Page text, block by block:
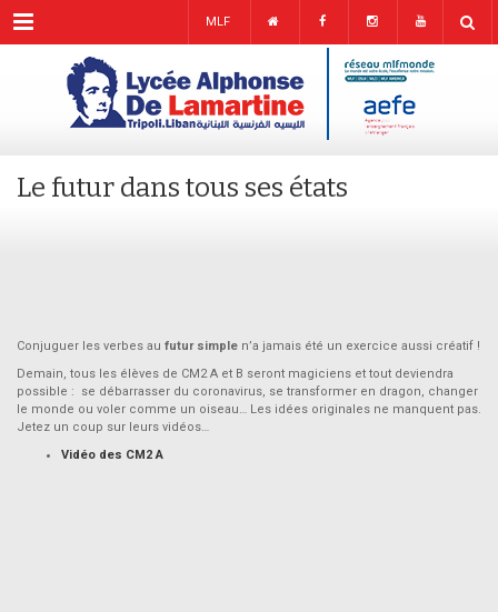
Menu MLF
Le futur dans tous ses états
Conjuguer les verbes au futur simple n’a jamais été un exercice aussi créatif !
Demain, tous les élèves de CM2 A et B seront magiciens et tout deviendra
possible : se débarrasser du coronavirus, se transformer en dragon, changer
le monde ou voler comme un oiseau… Les idées originales ne manquent pas.
Jetez un coup sur leurs vidéos…
Vidéo des CM2 A